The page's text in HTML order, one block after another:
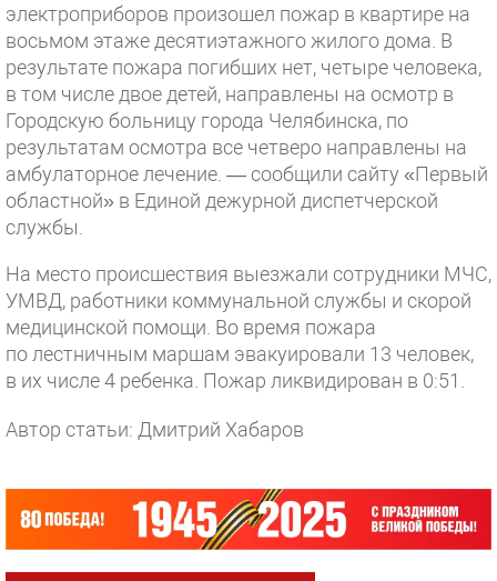
электроприборов произошел пожар в квартире на
восьмом этаже десятиэтажного жилого дома. В
результате пожара погибших нет, четыре человека,
в том числе двое детей, направлены на осмотр в
Городскую больницу города Челябинска, по
результатам осмотра все четверо направлены на
амбулаторное лечение. — сообщили сайту «Первый
областной» в Единой дежурной диспетчерской
службы.
На место происшествия выезжали сотрудники МЧС,
УМВД, работники коммунальной службы и скорой
медицинской помощи. Во время пожара
по лестничным маршам эвакуировали 13 человек,
в их числе 4 ребенка. Пожар ликвидирован в 0:51.
Автор статьи: Дмитрий Хабаров